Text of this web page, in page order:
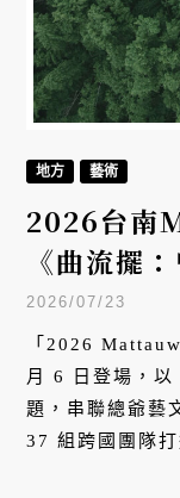
地方 藝術
2026台南
《曲流擺
幕：41件
一場流域
2026/07/23
「2026
月 6 日登場，以
題，串聯總爺藝
37 組跨國團隊